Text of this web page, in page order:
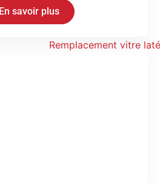
En savoir plus